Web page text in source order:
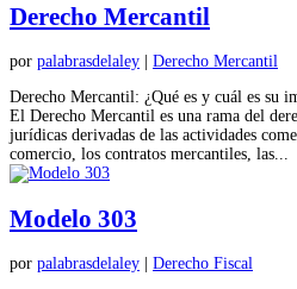
Derecho Mercantil
por palabrasdelaley
Derecho Mercantil
Derecho Mercantil: ¿Qué es y cuál es su
El Derecho Mercantil es una rama del
jurídicas derivadas de las actividades
comercio, los contratos mercantiles, las...
Modelo 303
por palabrasdelaley
Derecho Fiscal